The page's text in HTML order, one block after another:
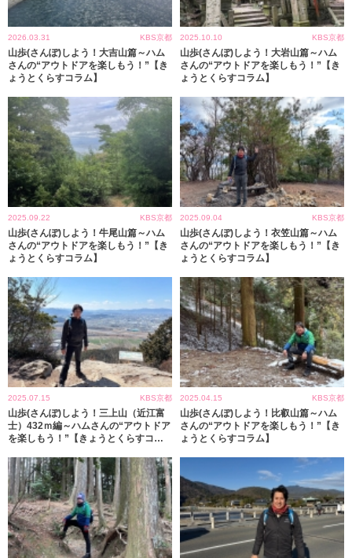
2026.03.31 KBS京都
山歩(さんぽ)しよう！大吉山篇～ハム
さんの“アウトドアを楽しもう！”【き
ょうとくらすコラム】
2025.10.10 KBS京都
山歩(さんぽ)しよう！大岩山篇～ハム
さんの“アウトドアを楽しもう！”【き
ょうとくらすコラム】
2025.09.22 KBS京都
山歩(さんぽ)しよう！牛尾山篇～ハム
さんの“アウトドアを楽しもう！”【き
ょうとくらすコラム】
2025.09.04 KBS京都
山歩(さんぽ)しよう！衣笠山篇～ハム
さんの“アウトドアを楽しもう！”【き
ょうとくらすコラム】
2025.07.15 KBS京都
山歩(さんぽ)しよう！三上山（近江富
士）432ｍ編～ハムさんの“アウトドア
を楽しもう！”【きょうとくらすコラ
2025.04.15 KBS京都
山歩(さんぽ)しよう！比叡山篇～ハム
さんの“アウトドアを楽しもう！”【き
ょうとくらすコラム】